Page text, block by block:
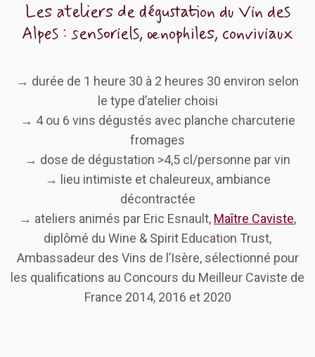
Les ateliers de dégustation du Vin des
Alpes : sensoriels, œnophiles, conviviaux
→ durée de 1 heure 30 à 2 heures 30 environ selon
le type d’atelier choisi
→ 4 ou 6 vins dégustés avec planche charcuterie
fromages
→ dose de dégustation >4,5 cl/personne par vin
→ lieu intimiste et chaleureux, ambiance
décontractée
→ ateliers animés par Eric Esnault, Maître Caviste,
diplômé du Wine & Spirit Education Trust,
Ambassadeur des Vins de l’Isère, sélectionné pour
les qualifications au Concours du Meilleur Caviste de
France 2014, 2016 et 2020